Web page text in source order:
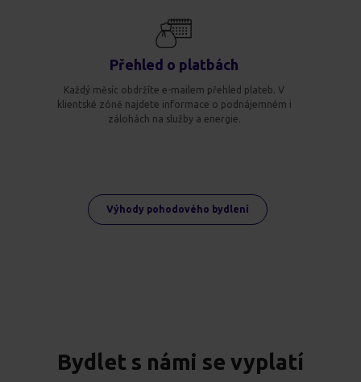
Přehled o platbách
Každý měsíc obdržíte e-mailem přehled plateb. V
klientské zóně najdete informace o podnájemném i
zálohách na služby a energie.
Výhody pohodového bydlení
Bydlet s námi se vyplatí